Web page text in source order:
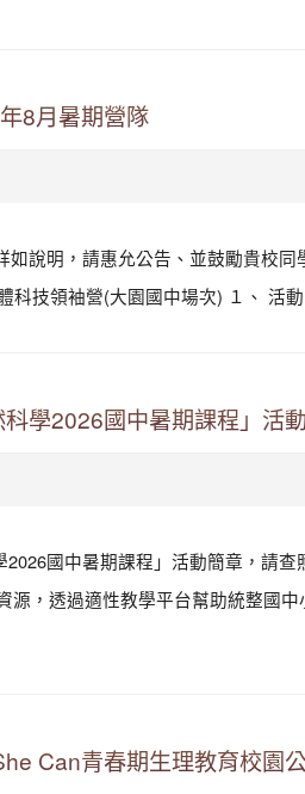
8月暑期營隊
說明，請惠允公告、並鼓勵貴校
科技領袖營(大園國中場次) １、 活
科學2026國中暑期課程」活
國中暑期課程」活動簡章，請
，透過適性教學平台幫助統整國
Can青春期生理教育校園